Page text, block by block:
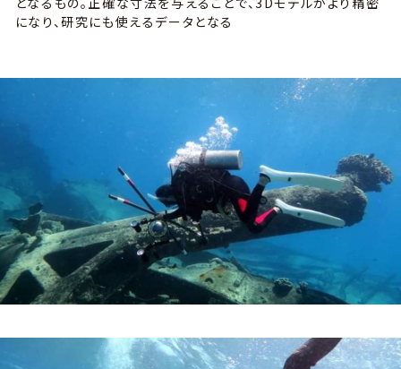
になり、研究にも使えるデータとなる